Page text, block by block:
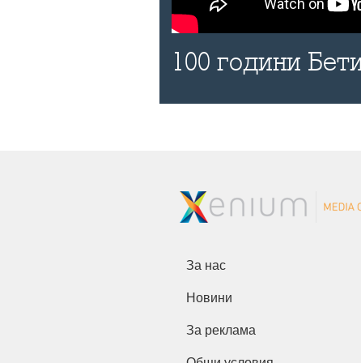
100 години
За нас
Новини
За реклама